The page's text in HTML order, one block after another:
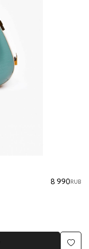
8 990RUB